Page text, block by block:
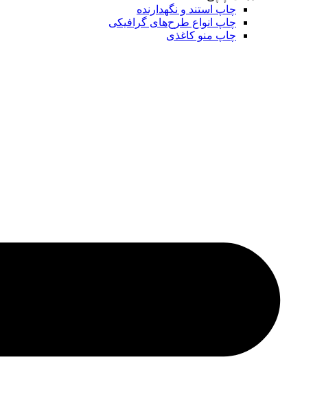
چاپ استند و نگهدارنده
چاپ انواع طرح‌های گرافیکی
چاپ منو کاغذی